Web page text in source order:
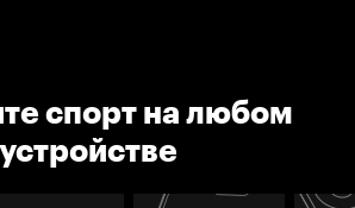
спорт на любом
устройстве